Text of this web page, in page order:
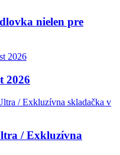
nielen pre
2026
/ Exkluzívna